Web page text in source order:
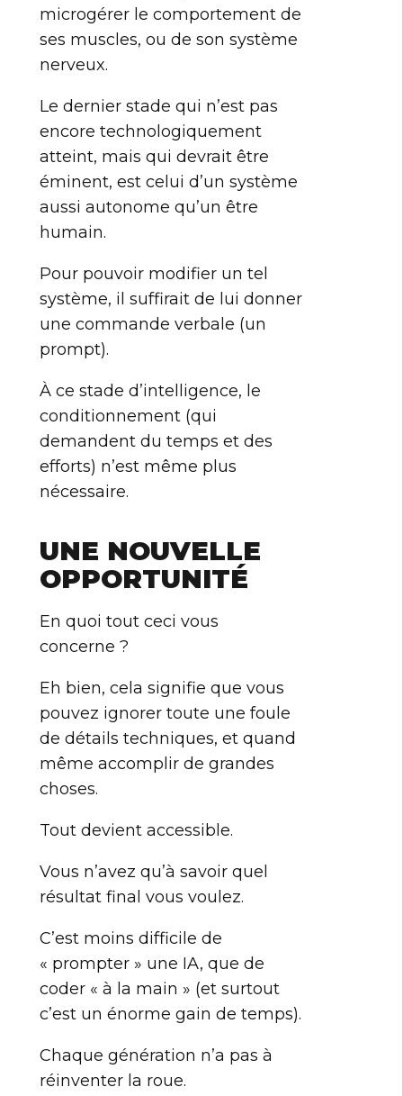
microgérer le comportement de
ses muscles, ou de son système
nerveux.
Le dernier stade qui n’est pas
encore technologiquement
atteint, mais qui devrait être
éminent, est celui d’un système
aussi autonome qu’un être
humain.
Pour pouvoir modifier un tel
système, il suffirait de lui donner
une commande verbale (un
prompt).
À ce stade d’intelligence, le
conditionnement (qui
demandent du temps et des
efforts) n’est même plus
nécessaire.
UNE NOUVELLE
OPPORTUNITÉ
En quoi tout ceci vous
concerne ?
Eh bien, cela signifie que vous
pouvez ignorer toute une foule
de détails techniques, et quand
même accomplir de grandes
choses.
Tout devient accessible.
Vous n’avez qu’à savoir quel
résultat final vous voulez.
C’est moins difficile de
« prompter » une IA, que de
coder « à la main » (et surtout
c’est un énorme gain de temps).
Chaque génération n’a pas à
réinventer la roue.